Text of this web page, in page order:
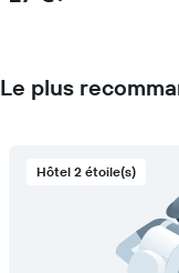
Le plus
Hôtel 2 étoile(s)